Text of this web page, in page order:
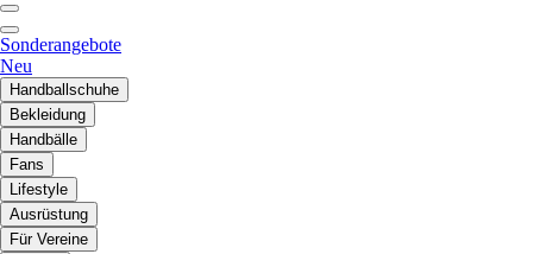
Sonderangebote
Neu
Handballschuhe
Bekleidung
Handbälle
Fans
Lifestyle
Ausrüstung
Für Vereine